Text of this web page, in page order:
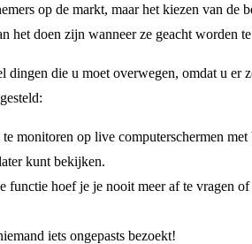
op de markt, maar het kiezen van de
het doen zijn wanneer ze geacht worden
die u moet overwegen, omdat u
monitoren op live computerschermen
kunt bekijken.
functie hoef je je nooit meer af te vragen
iets ongepasts bezoekt!